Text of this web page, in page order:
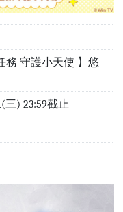
務 守護小天使 】悠
) 23:59截止